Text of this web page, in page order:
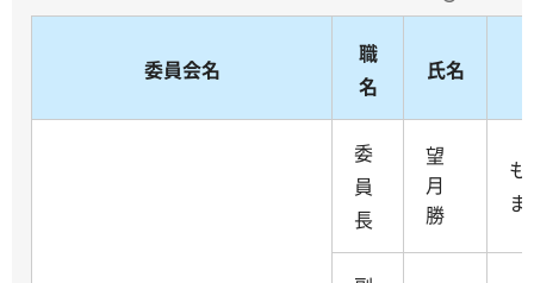
委員会名
職
名
氏名
委
員
長
望
月
勝